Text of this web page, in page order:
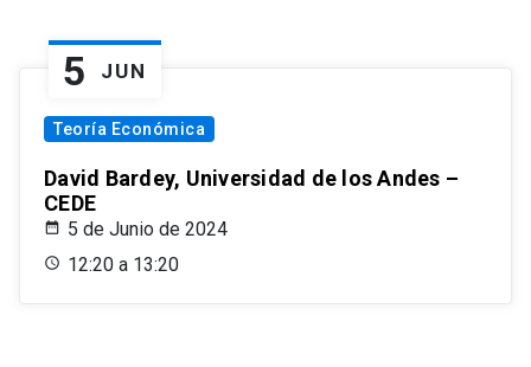
5 JUN
Teoría Económica
David Bardey, Universidad de los Andes –
CEDE
5 de Junio de 2024
12:20 a 13:20